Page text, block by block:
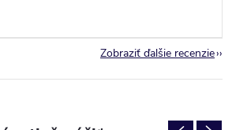
Zobraziť ďalšie recenzie